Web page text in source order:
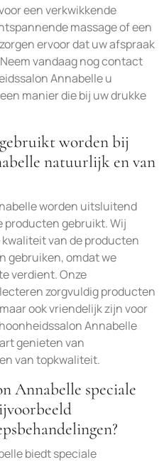
een verkwikkende
massage of een
ervoor dat uw afspraak
vandaag nog contact
Annabelle u
manier die bij uw drukke
worden bij
natuurlijk en van
worden uitsluitend
producten gebruikt. Wij
van de producten
gebruiken, omdat we
verdient. Onze
zorgvuldig producten
ook vriendelijk zijn voor
Annabelle
genieten van
van topkwaliteit.
Annabelle speciale
biedt speciale